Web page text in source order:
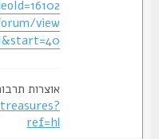
VideoId=16102
forum/view
... 1&start=40
אוצרות תרבות
ref=hl